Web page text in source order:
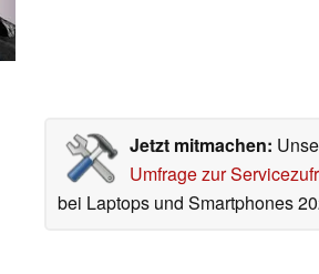
Jetzt mitmachen:
Umfrage zur
bei Laptops und Smartphones